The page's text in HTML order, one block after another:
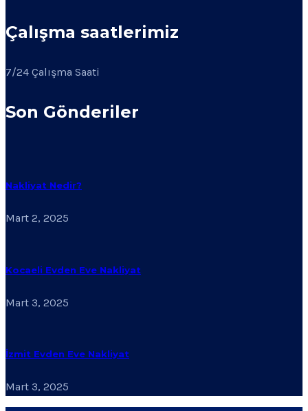
Çalışma saatlerimiz
7/24 Çalışma Saati
Son Gönderiler
Nakliyat Nedir?
Mart 2, 2025
Kocaeli Evden Eve Nakliyat
Mart 3, 2025
İzmit Evden Eve Nakliyat
Mart 3, 2025